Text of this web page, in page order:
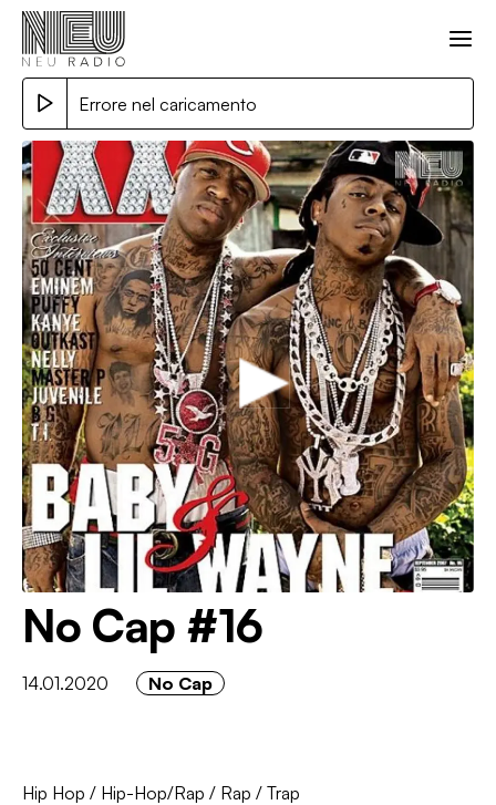
Errore nel caricamento
No Cap #16
14.01.2020 No Cap
Hip Hop / Hip-Hop/Rap / Rap / Trap